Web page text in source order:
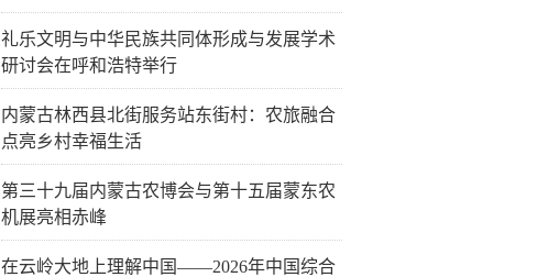
礼乐文明与中华民族共同体形成与发展学术
研讨会在呼和浩特举行
内蒙古林西县北街服务站东街村：农旅融合
点亮乡村幸福生活
第三十九届内蒙古农博会与第十五届蒙东农
机展亮相赤峰
在云岭大地上理解中国——2026年中国综合